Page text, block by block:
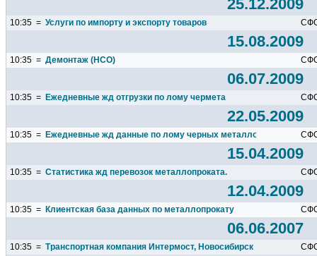
25.12.2009
10:35 = Услуги по импорту и экспорту товаров
15.08.2009
10:35 = Демонтаж (НСО)
06.07.2009
10:35 = Ежедневные жд отгрузки по лому чермета
22.05.2009
10:35 = Ежедневные жд данные по лому черных металлов
15.04.2009
10:35 = Статистика жд перевозок металлопроката.
12.04.2009
10:35 = Клиентская база данных по металлопрокату
06.06.2007
10:35 = Транспортная компания Интермост, Новосибирск